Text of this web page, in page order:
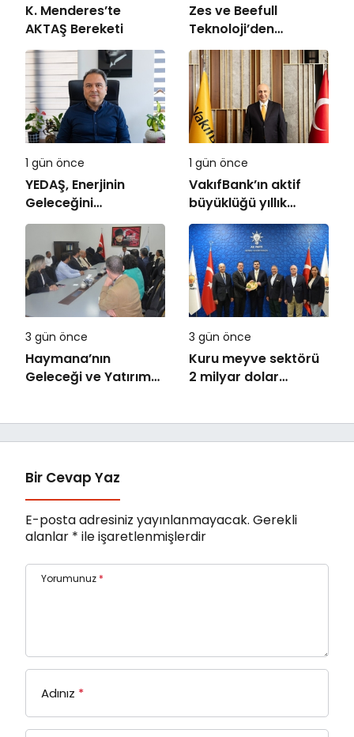
K. Menderes’te
AKTAŞ Bereketi
Zes ve Beefull
Teknoloji’den
Roaming İş Birliği
1 gün önce
YEDAŞ, Enerjinin
Geleceğini
Şekillendirecek Genç
Yetenekleri Arıyor
1 gün önce
VakıfBank’ın aktif
büyüklüğü yıllık
bazda yüzde 28
artışla 5,8 trilyon
TL’yi aştı
3 gün önce
Haymana’nın
Geleceği ve Yatırım
3 gün önce
Kuru meyve sektörü
2 milyar dolar
Bir Cevap Yaz
E-posta adresiniz yayınlanmayacak. Gerekli
alanlar * ile işaretlenmişlerdir
Yorumunuz *
Adınız *